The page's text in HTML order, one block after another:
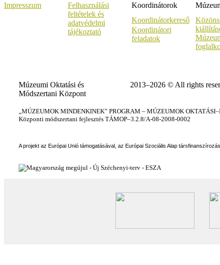
Impresszum
Felhasználási
feltételek és
adatvédelmi
tájékoztató
Koordinátorok
Koordinátorkereső
Koordinátori
feladatok
Múzeumi Oktatási és
Módszertani Központ
2013–2026 © All rights
„MÚZEUMOK MINDENKINEK” PROGRAM – MÚZEUMOK
Központi módszertani fejlesztés TÁMOP–3.2.8/A-08-2008-0002
A projekt az Európai Unió támogatásával, az Európai Szociális Alap